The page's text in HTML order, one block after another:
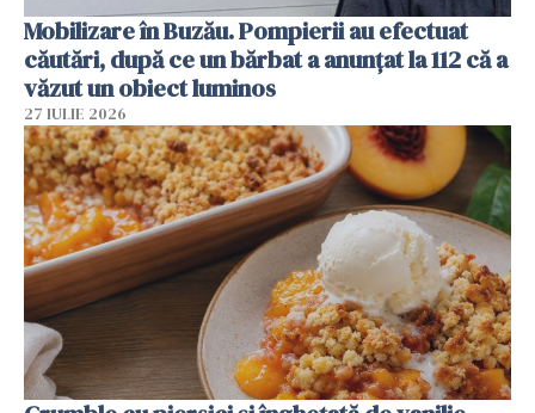
Mobilizare în Buzău. Pompierii au efectuat
căutări, după ce un bărbat a anunțat la 112 că a
văzut un obiect luminos
27 IULIE 2026